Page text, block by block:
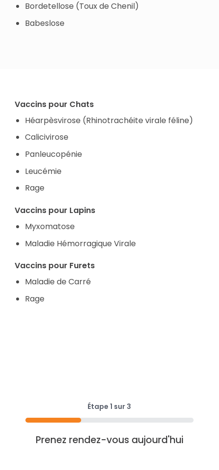
Bordetellose (Toux de Chenil)
Babeslose
Vaccins pour Chats
Héarpèsvirose (Rhinotrachéite virale féline)
Calicivirose
Panleucopénie
Leucémie
Rage
Vaccins pour Lapins
Myxomatose
Maladie Hémorragique Virale
Vaccins pour Furets
Maladie de Carré
Rage
Étape1 sur 3
33%
Prenez rendez-vous aujourd'hui